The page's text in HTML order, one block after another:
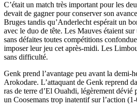
C’était un match très important pour les
devait de gagner pour conserver son
Bruges tandis qu’Anderlecht espérait un
avec le duo de tête. Les Mauves étaient sur
sans défaites toutes compétitions
imposer leur jeu cet après-midi. Les
sans difficulté.
Genk prend l’avantage peu avant la demi-
Arokodare. L’attaquant de Genk reprend
ras de terre d’El Ouahdi, légèrement dévié
un Coosemans trop inatentif sur l’action